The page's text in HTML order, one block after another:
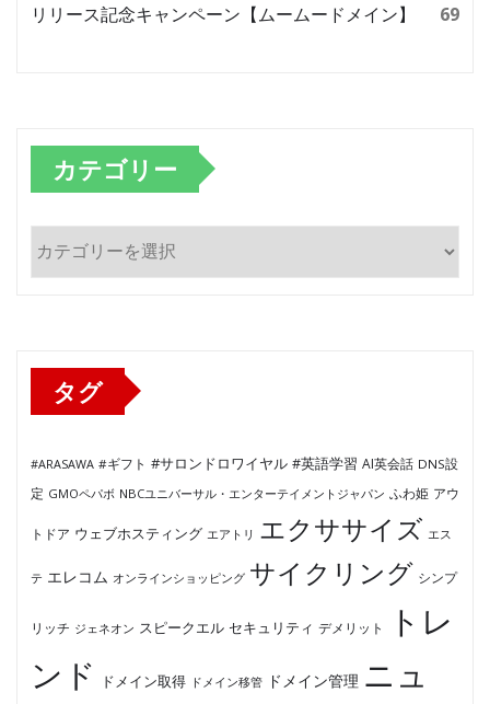
リリース記念キャンペーン【ムームードメイン】
69
カテゴリー
カ
タグ
#ARASAWA #ギフト #サロンドロワイヤル #英語学習 AI英会話 DNS設
定 GMOペパボ NBCユニバーサル・エンターテイメントジャパン ふわ姫 アウ
トドア ウェブホスティング エアトリ エクササイズ エス
テ エレコム オンラインショッピング サイクリング シンプ
リッチ ジェネオン スピークエル セキュリティ デメリット
トレ
ンド
ドメイン取得 ドメイン移管 ドメイン管理 ニュ